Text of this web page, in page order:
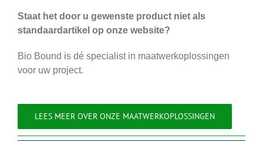
Staat het door u gewenste product niet als
standaardartikel op onze website?
Bio Bound is dé specialist in maatwerkoplossingen
voor uw project.
LEES MEER OVER ONZE MAATWERKOPLOSSINGEN